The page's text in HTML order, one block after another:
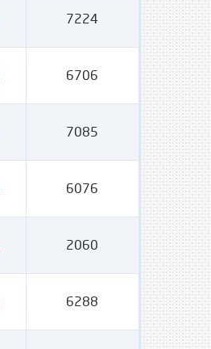
7224
6706
7085
6076
2060
6288